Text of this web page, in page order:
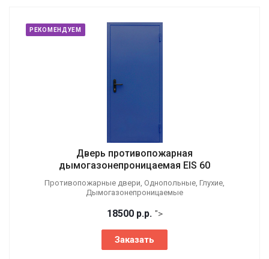
РЕКОМЕНДУЕМ
Дверь противопожарная
дымогазонепроницаемая EIS 60
Противопожарные двери, Однопольные, Глухие,
Дымогазонепроницаемые
18500 р.р. ">
Заказать